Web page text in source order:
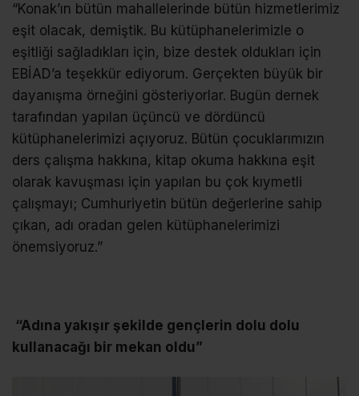
“Konak’ın bütün mahallelerinde bütün hizmetlerimiz
eşit olacak, demiştik. Bu kütüphanelerimizle o
eşitliği sağladıkları için, bize destek oldukları için
EBİAD’a teşekkür ediyorum. Gerçekten büyük bir
dayanışma örneğini gösteriyorlar. Bugün dernek
tarafından yapılan üçüncü ve dördüncü
kütüphanelerimizi açıyoruz. Bütün çocuklarımızın
ders çalışma hakkına, kitap okuma hakkına eşit
olarak kavuşması için yapılan bu çok kıymetli
çalışmayı; Cumhuriyetin bütün değerlerine sahip
çıkan, adı oradan gelen kütüphanelerimizi
önemsiyoruz.”
“Adına yakışır şekilde gençlerin dolu dolu
kullanacağı bir mekan oldu”